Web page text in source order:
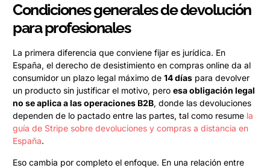
Condiciones generales de devolución
para profesionales
La primera diferencia que conviene fijar es jurídica. En
España, el derecho de desistimiento en compras online da al
consumidor un plazo legal máximo de 14 días para devolver
un producto sin justificar el motivo, pero esa obligación legal
no se aplica a las operaciones B2B, donde las devoluciones
dependen de lo pactado entre las partes, tal como resume la
guía de Stripe sobre devoluciones y compras a distancia en
España.
Eso cambia por completo el enfoque. En una relación entre